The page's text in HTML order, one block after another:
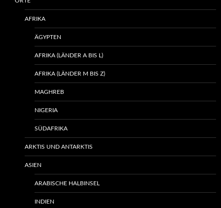
AFRIKA
ÄGYPTEN
AFRIKA (LÄNDER A BIS L)
AFRIKA (LÄNDER M BIS Z)
MAGHREB
NIGERIA
SÜDAFRIKA
ARKTIS UND ANTARKTIS
ASIEN
ARABISCHE HALBINSEL
INDIEN